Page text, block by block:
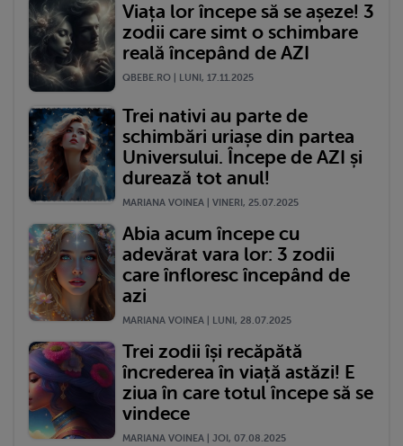
Viața lor începe să se așeze! 3
zodii care simt o schimbare
reală începând de AZI
QBEBE.RO | LUNI, 17.11.2025
Trei nativi au parte de
schimbări uriașe din partea
Universului. Începe de AZI și
durează tot anul!
MARIANA VOINEA | VINERI, 25.07.2025
Abia acum începe cu
adevărat vara lor: 3 zodii
care înfloresc începând de
azi
MARIANA VOINEA | LUNI, 28.07.2025
Trei zodii își recăpătă
încrederea în viață astăzi! E
ziua în care totul începe să se
vindece
MARIANA VOINEA | JOI, 07.08.2025